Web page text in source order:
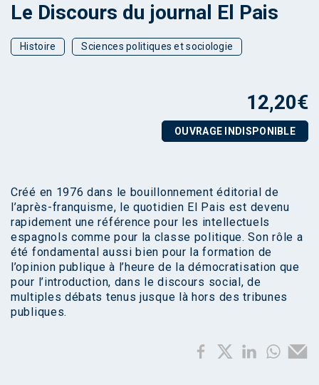
Le Discours du journal El Pais
Histoire Sciences politiques et sociologie
12,20€
OUVRAGE INDISPONIBLE
Créé en 1976 dans le bouillonnement éditorial de
l’après-franquisme, le quotidien El Pais est devenu
rapidement une référence pour les intellectuels
espagnols comme pour la classe politique. Son rôle a
été fondamental aussi bien pour la formation de
l’opinion publique à l’heure de la démocratisation que
pour l’introduction, dans le discours social, de
multiples débats tenus jusque là hors des tribunes
publiques.